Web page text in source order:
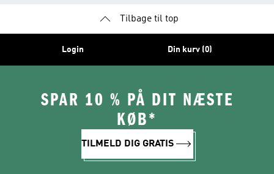
Tilbage til top
Login Din kurv (0)
SPAR 10 % PÅ DIT NÆSTE
KØB*
TILMELD DIG GRATIS